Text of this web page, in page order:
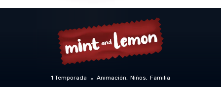
1 Temporada Animación Niños Familia